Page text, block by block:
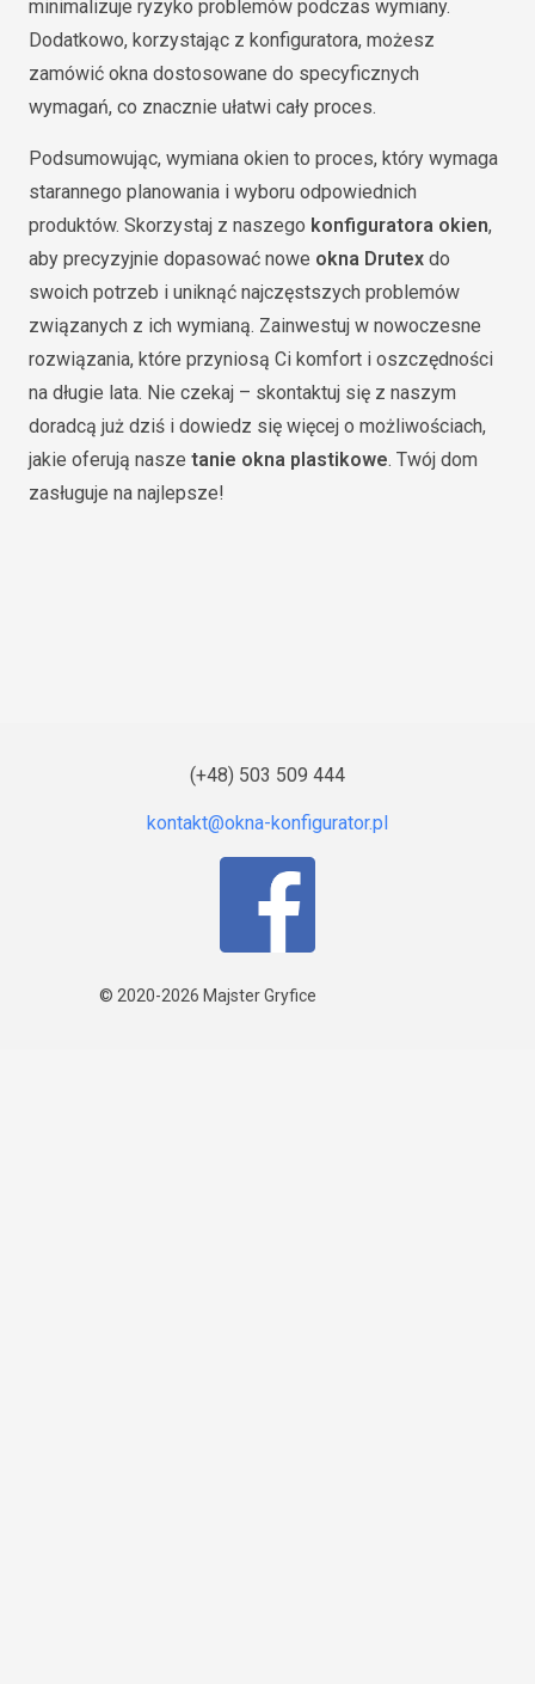
minimalizuje ryzyko problemów podczas wymiany.
Dodatkowo, korzystając z konfiguratora, możesz
zamówić okna dostosowane do specyficznych
wymagań, co znacznie ułatwi cały proces.
Podsumowując, wymiana okien to proces, który wymaga
starannego planowania i wyboru odpowiednich
produktów. Skorzystaj z naszego konfiguratora okien,
aby precyzyjnie dopasować nowe okna Drutex do
swoich potrzeb i uniknąć najczęstszych problemów
związanych z ich wymianą. Zainwestuj w nowoczesne
rozwiązania, które przyniosą Ci komfort i oszczędności
na długie lata. Nie czekaj – skontaktuj się z naszym
doradcą już dziś i dowiedz się więcej o możliwościach,
jakie oferują nasze tanie okna plastikowe. Twój dom
zasługuje na najlepsze!
(+48) 503 509 444
© 2020-2026 Majster Gryfice